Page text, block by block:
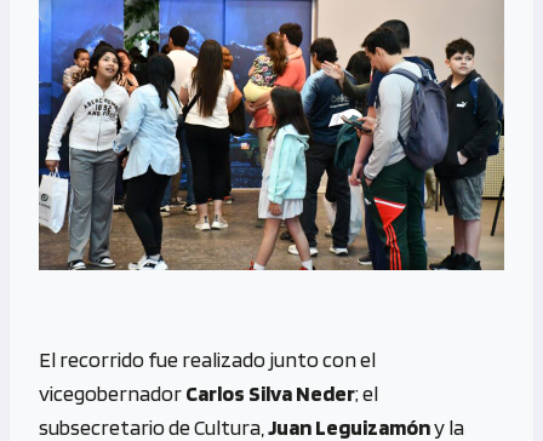
El recorrido fue realizado junto con el
vicegobernadorCarlos Silva Neder; el
subsecretario de Cultura, JuanLeguizamóny la